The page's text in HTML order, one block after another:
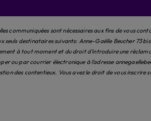
communiquées sont nécessaires aux fins de vous
seuls destinataires suivants: Anne-Gaëlle Beucher 73
à tout moment et du droit d’introduire une
ou par courrier électronique à l'adresse
des contentieux. Vous avez le droit de vous